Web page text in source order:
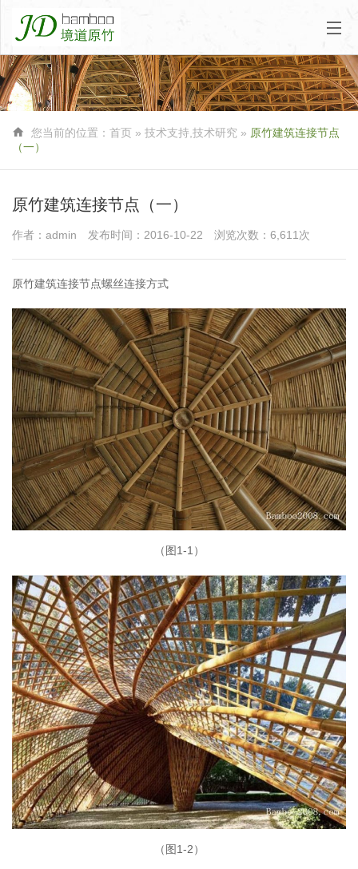
 您当前的位置： 首页 » 技术支持 技术研究 » 原竹建筑连接节点
（一）
原竹建筑连接节点（一）
作者：admin 发布时间：2016-10-22 浏览次数：6,611次
原竹建筑连接节点螺丝连接方式
（图1-1）
（图1-2）